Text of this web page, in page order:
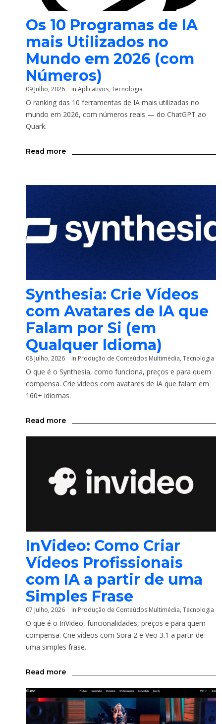
Os 10 Programas de IA
mais Utilizados no
Mundo em 2026 (com
Números)
09 Julho, 2026 in Aplicativos, Tecnologia
O ranking das 10 ferramentas de IA mais utilizadas no
mundo em 2026, com números reais — do ChatGPT ao
Quark.
Read more
Synthesia: Crie Vídeos
com Avatares de IA que
Falam por Si (em
Qualquer Idioma)
08 Julho, 2026 in Produção de Conteúdos Multimédia, Tecnologia
O que é o Synthesia, como funciona, preços e para quem
compensa. Crie vídeos com avatares de IA que falam em
160+ idiomas.
Read more
InVideo: Como Criar
Vídeos Profissionais
com IA a partir de uma
Simples Frase
07 Julho, 2026 in Produção de Conteúdos Multimédia, Tecnologia
O que é o InVideo, funcionalidades, preços e para quem
compensa. Crie vídeos com Sora 2 e Veo 3.1 a partir de
uma simples frase.
Read more